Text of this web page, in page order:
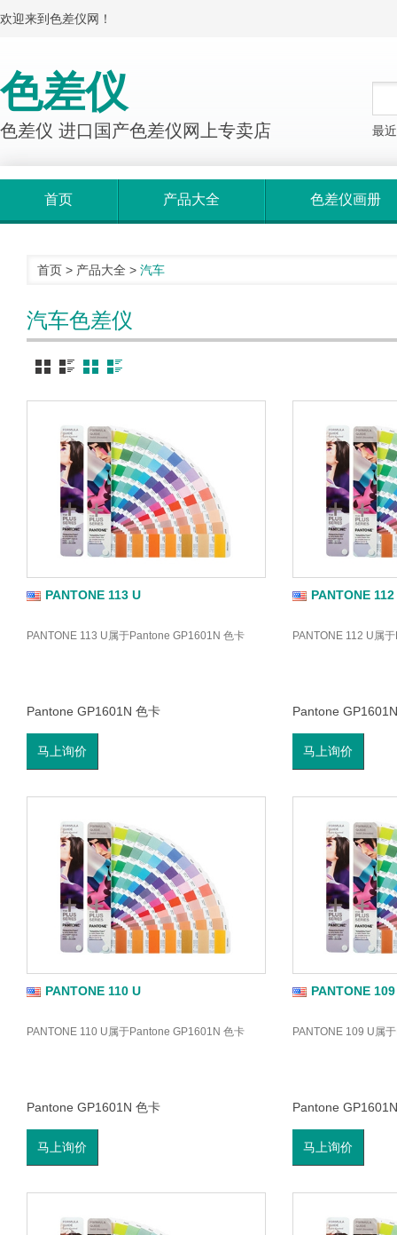
欢迎来到色差仪网！
色差仪
色差仪 进口国产色差仪网上专卖店 最
首页 产品大全 色差仪画册
首页 > 产品大全 > 汽车
汽车色差仪
PANTONE 113 U
PANTONE 113 U属于Pantone GP1601N 色卡
Pantone GP1601N 色卡
马上询价
PANTONE 112
PANTONE 112 U属
Pantone
马上询价
PANTONE 110 U
PANTONE 110 U属于Pantone GP1601N 色卡
Pantone GP1601N 色卡
马上询价
PANTONE
PANTONE 109 U属
Pantone
马上询价